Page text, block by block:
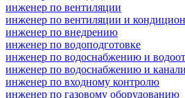
инженер по вентиляции
инженер по вентиляции и
инженер по внедрению
инженер по водоподготовке
инженер по водоснабжению и
инженер по водоснабжению и
инженер по входному контролю
инженер по газовому оборудованию